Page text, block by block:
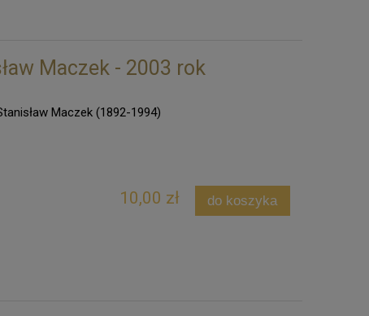
Maczek - 2003 rok
Maczek (1892-1994)
10,00 zł do koszyka